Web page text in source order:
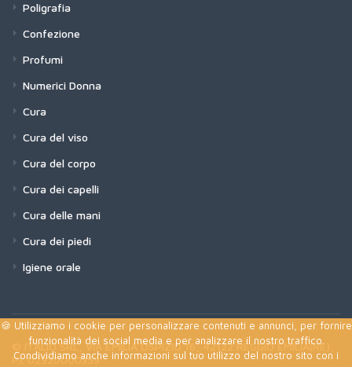
Poligrafia
Confezione
Profumi
Numerici Donna
Cura
Cura del viso
Cura del corpo
Cura dei capelli
Cura delle mani
Cura dei piedi
Igiene orale
© ITALIO SRL, VIA EMILIA OSPIZIO 16, 42122 REGGIO EMILIA(RE),
P.I. 02920000359
🍪 Utilizziamo i cookie per personalizzare contenuti e annunci, per fornire
funzionalità dei social media e per analizzare il nostro traffico.
Condividiamo anche informazioni sul tuo utilizzo del nostro sito con i